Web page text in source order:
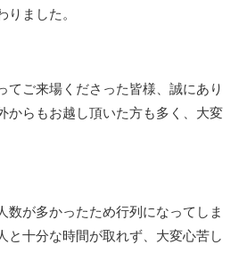
りました。
てご来場くださった皆様、誠にあり
からもお越し頂いた方も多く、大変
数が多かったため行列になってしま
と十分な時間が取れず、大変心苦し